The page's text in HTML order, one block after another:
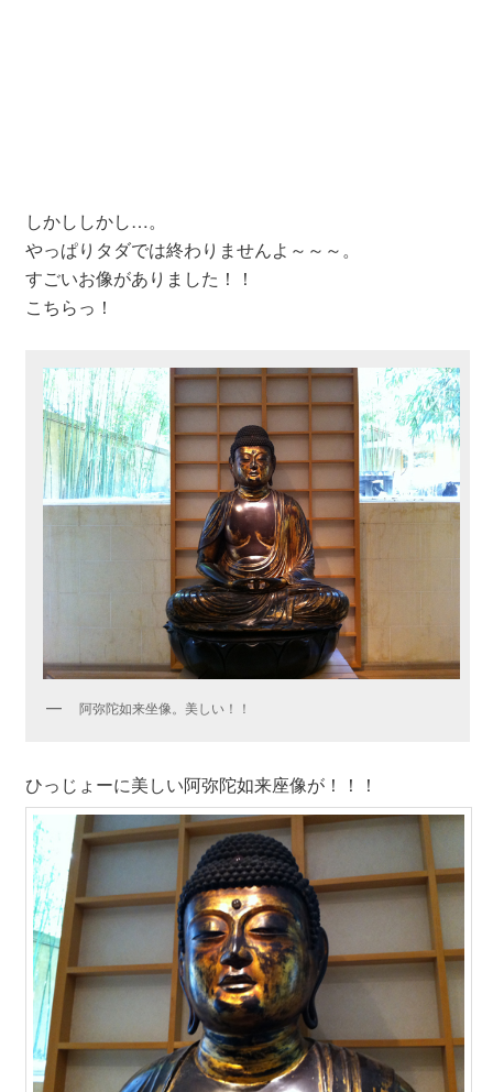
しかししかし…。
やっぱりタダでは終わりませんよ～～～。
すごいお像がありました！！
こちらっ！
阿弥陀如来坐像。美しい！！
ひっじょーに美しい阿弥陀如来座像が！！！